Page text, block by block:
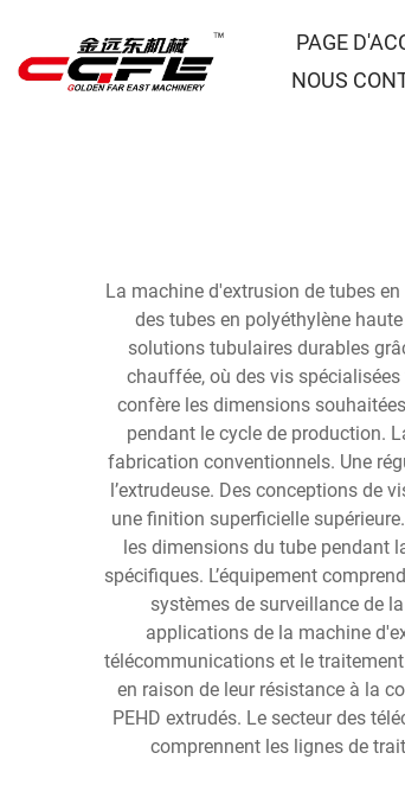
PAGE
NOUS
La machine d'extrusion de tubes
des tubes en polyéthylène
solutions tubulaires durables
chauffée, où des vis
confère les dimensions
pendant le cycle de production.
fabrication conventionnels. Une
l’extrudeuse. Des conceptions de
une finition superficielle
les dimensions du tube pendant
spécifiques. L’équipement
systèmes de surveillance de
applications de la machine
télécommunications et le
en raison de leur résistance à la
PEHD extrudés. Le secteur des
comprennent les lignes de